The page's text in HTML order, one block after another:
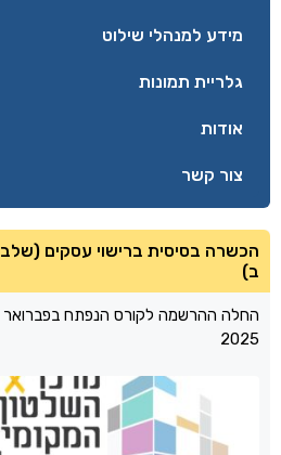
מידע למנהלי שילוט
גלריית תמונות
אודות
צור קשר
הכשרה בסיסית ברישוי עסקים (שלב
ב)
החלה ההרשמה לקורס הנפתח בפברואר
2025